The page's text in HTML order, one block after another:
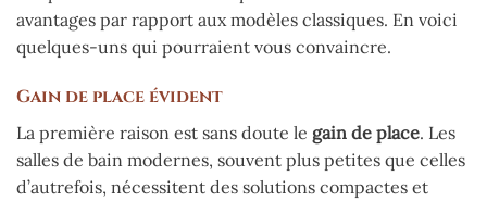
avantages par rapport aux modèles classiques. En voici
quelques-uns qui pourraient vous convaincre.
Gain de place évident
La première raison est sans doute le gain de place. Les
salles de bain modernes, souvent plus petites que celles
d’autrefois, nécessitent des solutions compactes et